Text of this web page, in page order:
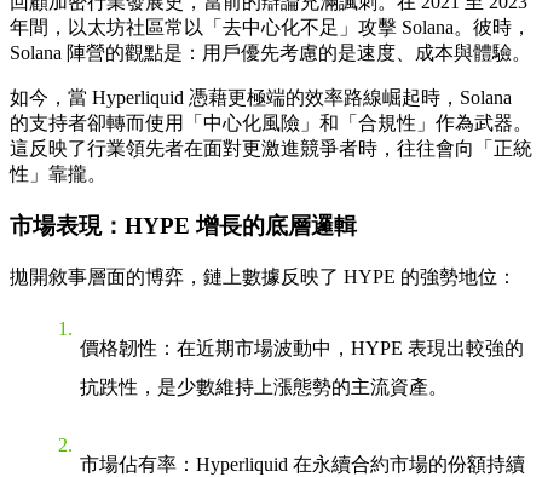
年間，以太坊社區常以「去中心化不足」攻擊 Solana。彼時，
Solana 陣營的觀點是：用戶優先考慮的是速度、成本與體驗。
如今，當 Hyperliquid 憑藉更極端的效率路線崛起時，Solana
的支持者卻轉而使用「中心化風險」和「合規性」作為武器。
這反映了行業領先者在面對更激進競爭者時，往往會向「正統
性」靠攏。
市場表現：HYPE 增長的底層邏輯
拋開敘事層面的博弈，鏈上數據反映了 HYPE 的強勢地位：
價格韌性 ：在近期市場波動中，HYPE 表現出較強的
抗跌性，是少數維持上漲態勢的主流資產。
市場佔有率 ：Hyperliquid 在永續合約市場的份額持續